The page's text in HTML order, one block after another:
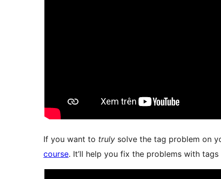
If you want to truly solve the tag problem on
course. It’ll help you fix the problems with